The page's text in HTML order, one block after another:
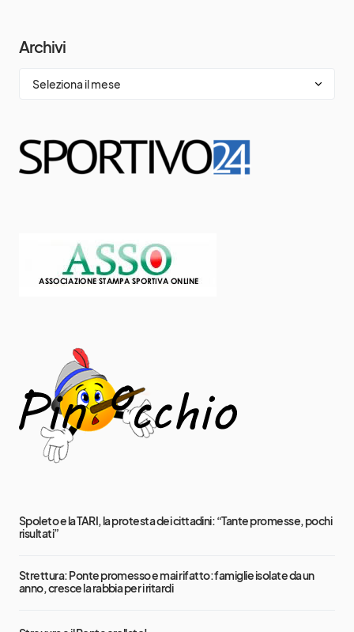
Archivi
Spoleto e la TARI, la protesta dei cittadini: “Tante promesse, pochi
risultati”
Strettura: Ponte promesso e mai rifatto: famiglie isolate da un
anno, cresce la rabbia per i ritardi